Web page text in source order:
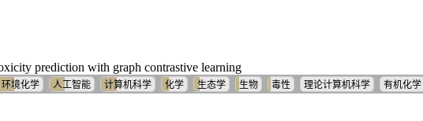
prediction with graph contrastive learning
环境化学 人工智能 计算机科学 化学 生态学 生物 毒性 理论计算机科学 有机化学